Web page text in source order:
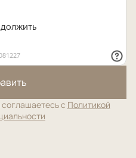
с Политикой